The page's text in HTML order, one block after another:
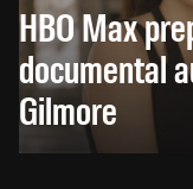
HBO Max
documental
Gilmore